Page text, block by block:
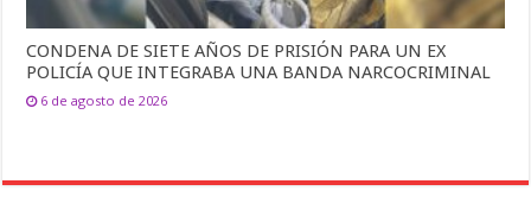
CONDENA DE SIETE AÑOS DE PRISIÓN PARA UN EX
POLICÍA QUE INTEGRABA UNA BANDA NARCOCRIMINAL
6 de agosto de 2026